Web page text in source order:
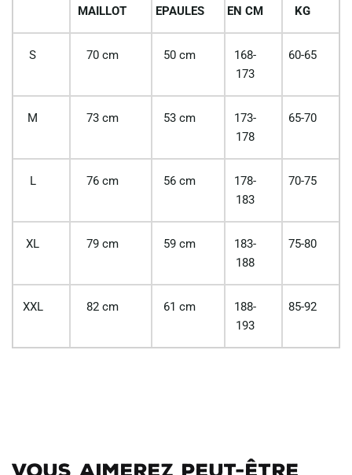
MAILLOT
EPAULES
EN CM
KG
S 70 cm 50 cm
168-
173
60-65
M 73 cm 53 cm
173-
178
65-70
L 76 cm 56 cm
178-
183
70-75
XL 79 cm 59 cm
183-
188
75-80
XXL 82 cm 61 cm
188-
193
85-92
Vous aimerez peut-être